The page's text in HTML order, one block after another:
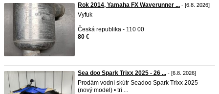
Rok 2014, Yamaha FX Waverunner ... - [6.8. 2026]
Vyfuk
Česká republika - 110 00
80 €
Sea doo Spark Trixx 2025 - 26 ... - [6.8. 2026]
Prodám vodní skútr Seadoo Spark Trixx 2025
(nový model) • tri ...